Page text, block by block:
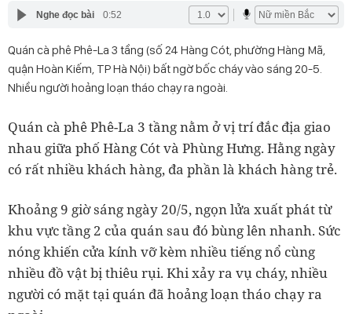
Nghe đọc bài 0:52
Quán cà phê Phê-La 3 tầng (số 24 Hàng Cót, phường Hàng Mã,
quận Hoàn Kiếm, TP Hà Nội) bất ngờ bốc cháy vào sáng 20-5.
Nhiều người hoảng loạn tháo chạy ra ngoài.
Quán cà phê Phê-La 3 tầng nằm ở vị trí đắc địa giao
nhau giữa phố Hàng Cót và Phùng Hưng. Hằng ngày
có rất nhiều khách hàng, đa phần là khách hàng trẻ.
Khoảng 9 giờ sáng ngày 20/5, ngọn lửa xuất phát từ
khu vực tầng 2 của quán sau đó bùng lên nhanh. Sức
nóng khiến cửa kính vỡ kèm nhiều tiếng nổ cùng
nhiều đồ vật bị thiêu rụi. Khi xảy ra vụ cháy, nhiều
người có mặt tại quán đã hoảng loạn tháo chạy ra